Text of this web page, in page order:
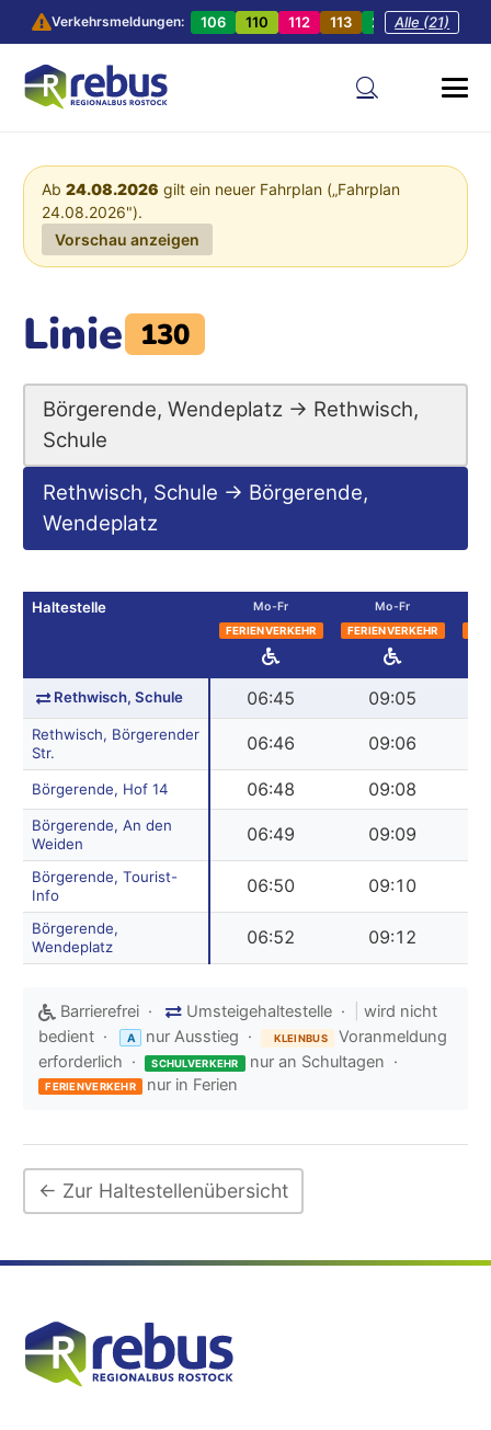
Verkehrsmeldungen: 106 110 112 113 201 202
Alle (21)
Ab 24.08.2026 gilt ein neuer Fahrplan („Fahrplan
24.08.2026").
Vorschau anzeigen
Linie 130
Börgerende, Wendeplatz → Rethwisch,
Schule
Rethwisch, Schule → Börgerende,
Wendeplatz
Haltestelle Mo-Fr
FERIENVERKEHR
Mo-Fr
FERIENVERKEHR
Rethwisch, Schule 06:45 09:05
Rethwisch, Börgerender
Str.
06:46 09:06
Börgerende, Hof 14 06:48 09:08
Börgerende, An den
Weiden
06:49 09:09
Börgerende, Tourist-
Info
06:50 09:10
Börgerende,
Wendeplatz
06:52 09:12
Barrierefrei · Umsteigehaltestelle ·
wird nicht
bedient ·
A nur Ausstieg · KLEINBUS
Voranmeldung
erforderlich · SCHULVERKEHR nur an Schultagen ·
FERIENVERKEHR nur in Ferien
← Zur Haltestellenübersicht